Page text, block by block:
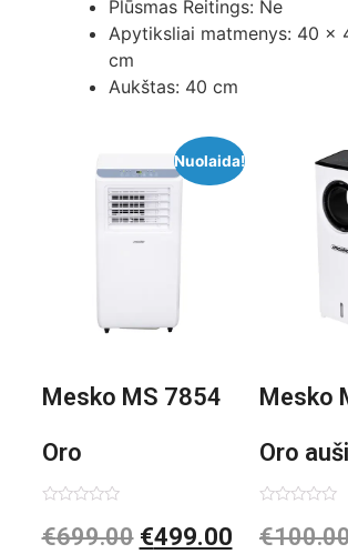
Plūsmas Reitings: Ne
Apytiksliai matmenys: 40 x
cm
Aukštas: 40 cm
Nuolaida!
Mesko MS 7854
Oro
kondicionierius
0
iš
€699.00 €499.00
Mesko
Oro
be
0
iš
€